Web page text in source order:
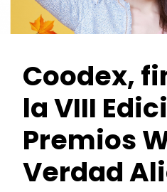
Coodex,
la VIII
Premios
Verdad